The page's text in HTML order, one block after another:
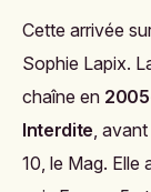
Cette arrivée
Sophie Lapix.
chaîne en
Interdite,
10, le Mag. Elle